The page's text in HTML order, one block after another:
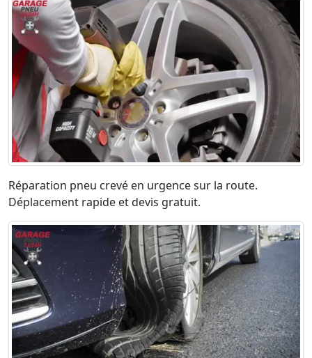
Réparation pneu crevé en urgence sur la route.
Déplacement rapide et devis gratuit.